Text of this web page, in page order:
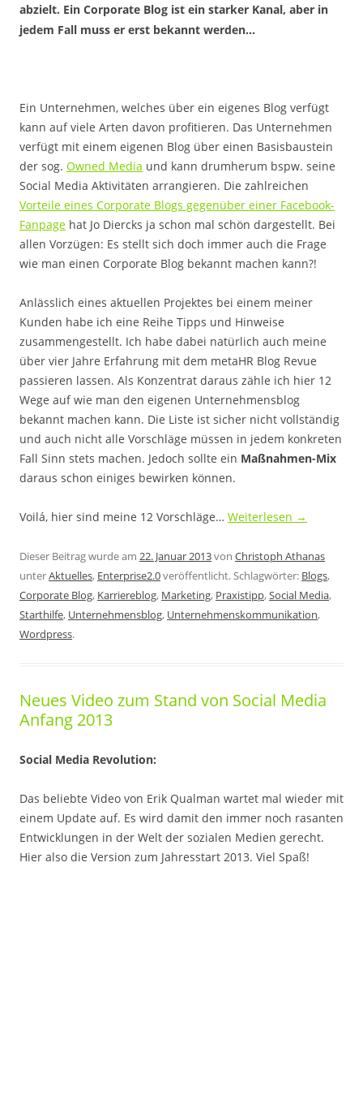
abzielt. Ein Corporate Blog ist ein starker Kanal, aber in
jedem Fall muss er erst bekannt werden…
Ein Unternehmen, welches über ein eigenes Blog verfügt
kann auf viele Arten davon profitieren. Das Unternehmen
verfügt mit einem eigenen Blog über einen Basisbaustein
der sog. Owned Media und kann drumherum bspw. seine
Social Media Aktivitäten arrangieren. Die zahlreichen
Vorteile eines Corporate Blogs gegenüber einer Facebook-
Fanpage hat Jo Diercks ja schon mal schön dargestellt. Bei
allen Vorzügen: Es stellt sich doch immer auch die Frage
wie man einen Corporate Blog bekannt machen kann?!
Anlässlich eines aktuellen Projektes bei einem meiner
Kunden habe ich eine Reihe Tipps und Hinweise
zusammengestellt. Ich habe dabei natürlich auch meine
über vier Jahre Erfahrung mit dem metaHR Blog Revue
passieren lassen. Als Konzentrat daraus zähle ich hier 12
Wege auf wie man den eigenen Unternehmensblog
bekannt machen kann. Die Liste ist sicher nicht vollständig
und auch nicht alle Vorschläge müssen in jedem konkreten
Fall Sinn stets machen. Jedoch sollte ein Maßnahmen-Mix
daraus schon einiges bewirken können.
Voilá, hier sind meine 12 Vorschläge… Weiterlesen →
Dieser Beitrag wurde am 22. Januar 2013von Christoph Athanas
unterAktuelles, Enterprise2.0veröffentlicht. Schlagwörter: Blogs,
Corporate Blog, Karriereblog, Marketing, Praxistipp,Social Media,
Starthilfe, Unternehmensblog, Unternehmenskommunikation,
Wordpress.
Neues Video zum Stand von Social Media
Anfang 2013
Social Media Revolution:
Das beliebte Video von Erik Qualman wartet mal wieder mit
einem Update auf. Es wird damit den immer noch rasanten
Entwicklungen in der Welt der sozialen Medien gerecht.
Hier also die Version zum Jahresstart 2013. Viel Spaß!